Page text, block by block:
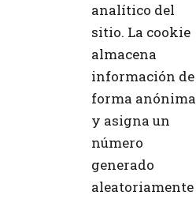
analítico del
sitio. La cookie
almacena
información de
forma anónima
y asigna un
número
generado
aleatoriamente